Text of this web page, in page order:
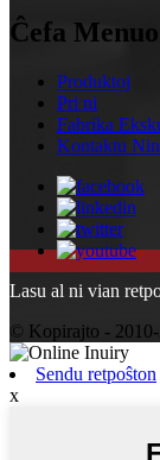
Ĉefa Menuo
Produktoj
Pri ni
Fabrika
Kontaktu Nin
Lasu al ni vian
© Kopirajto - 2010-
Sendu retpoŝton
x